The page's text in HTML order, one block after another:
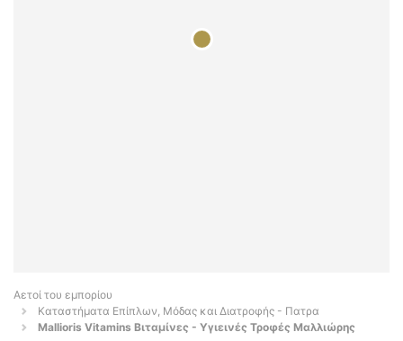
Αετοί του εμπορίου
Καταστήματα Επίπλων, Μόδας και Διατροφής - Πατρα
Mallioris Vitamins Βιταμίνες - Υγιεινές Τροφές Μαλλιώρης